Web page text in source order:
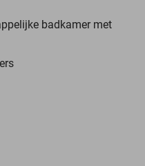
badkamer met